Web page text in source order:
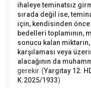
ihaleye teminatsız
sırada değil ise,
için, kendisinden önce
bedelleri toplamının,
sonucu kalan
karşılaması veya
alacağının da
gerekir. (Yargıtay 12.
K:2025/1933)